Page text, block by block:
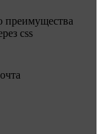
преимущества
css